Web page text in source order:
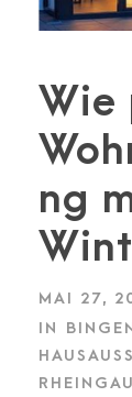
Wie
ng
MAI 27,
IN
RHEINGAU